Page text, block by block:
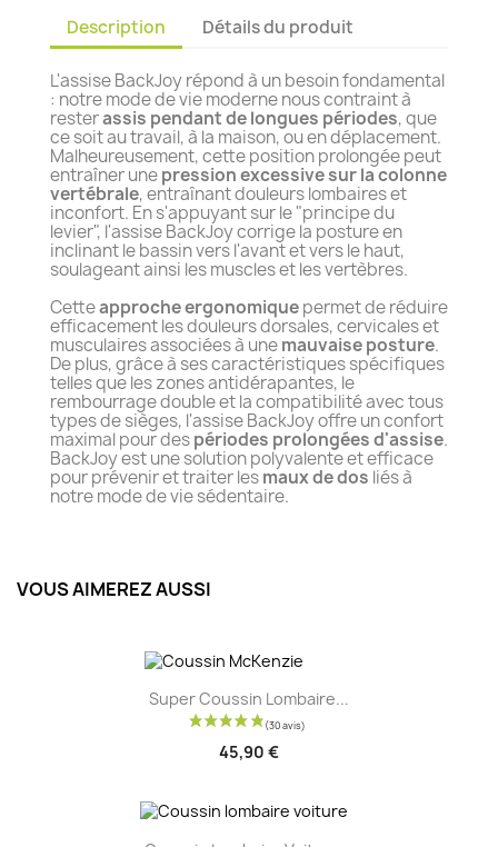
Description Détails du produit
L'assise BackJoy répond à un besoin fondamental
: notre mode de vie moderne nous contraint à
resterassis pendant de longues périodes, que
ce soit au travail, à la maison, ou en déplacement.
Malheureusement, cette position prolongée peut
entraîner unepression excessive sur la colonne
vertébrale, entraînant douleurs lombaires et
inconfort. En s'appuyant sur le "principe du
levier", l'assise BackJoy corrige la posture en
inclinant le bassin vers l'avant et vers le haut,
soulageant ainsi les muscles et les vertèbres.
Cetteapproche ergonomiquepermet de réduire
efficacement les douleurs dorsales, cervicales et
musculaires associées à unemauvaise posture.
De plus, grâce à ses caractéristiques spécifiques
telles que les zones antidérapantes, le
rembourrage double et la compatibilité avec tous
types de sièges, l'assise BackJoy offre un confort
maximal pour despériodes prolongées d'assise.
BackJoy est une solution polyvalente et efficace
pour prévenir et traiter lesmaux de dos liés à
notre mode de vie sédentaire.
VOUS AIMEREZ AUSSI
Super Coussin Lombaire...
45,90 €